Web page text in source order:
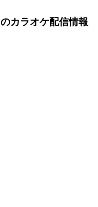
のカラオケ配信情報